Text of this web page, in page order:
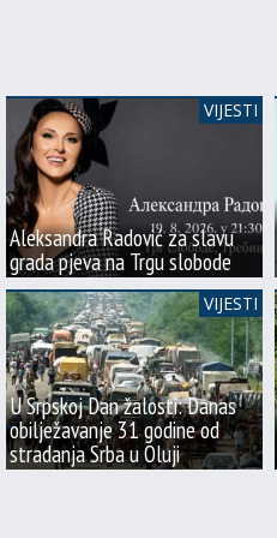
Aleksandra Radović za slavu
grada pjeva na Trgu slobode
VIJESTI
U Srpskoj Dan žalosti: Danas
obilježavanje 31 godine od
stradanja Srba u Oluji
VIJESTI